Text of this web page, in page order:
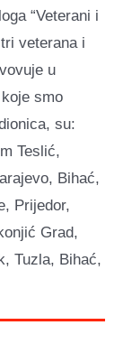
“Veterani i
veterana i
u
smo
su:
Teslić,
Bihać,
Prijedor,
Grad,
Tuzla, Bihać,